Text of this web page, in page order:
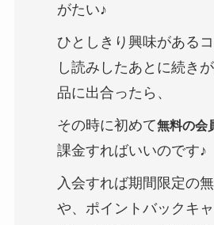
がたい♪
ひとしきり興味がある
し読みしたあとに続き
品に出合ったら、
その時に初めて無料の会
課金すればいいのです♪
入会すれば期間限定の
や、ポイントバックキ